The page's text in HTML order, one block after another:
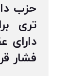
حزب
تری
دارای
فشار